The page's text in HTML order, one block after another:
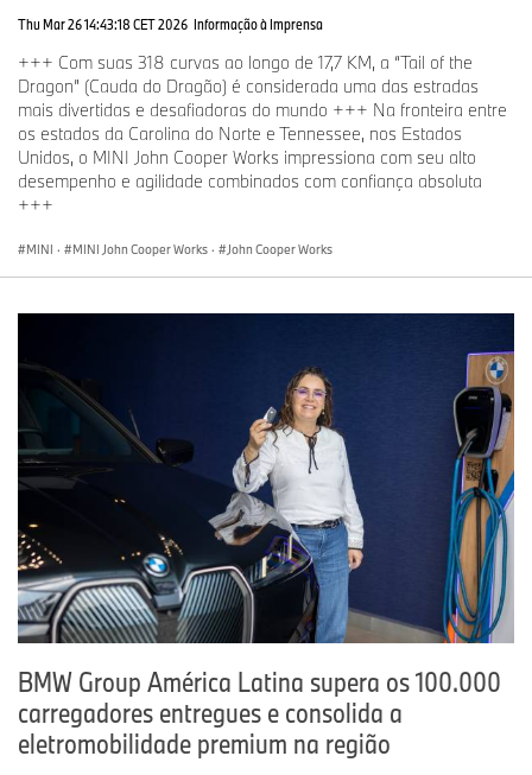
Thu Mar 26 14:43:18 CET 2026 Informação à Imprensa
+++ Com suas 318 curvas ao longo de 17,7 KM, a “Tail of the
Dragon” (Cauda do Dragão) é considerada uma das estradas
mais divertidas e desafiadoras do mundo +++ Na fronteira entre
os estados da Carolina do Norte e Tennessee, nos Estados
Unidos, o MINI John Cooper Works impressiona com seu alto
desempenho e agilidade combinados com confiança absoluta
+++
MINI · MINI John Cooper Works · John Cooper Works
BMW Group América Latina supera os 100.000
carregadores entregues e consolida a
eletromobilidade premium na região